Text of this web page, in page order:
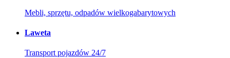
Mebli, sprzętu, odpadów wielkogabarytowych
Laweta
Transport pojazdów 24/7